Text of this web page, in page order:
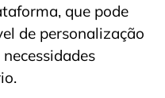
que pode
de personalização